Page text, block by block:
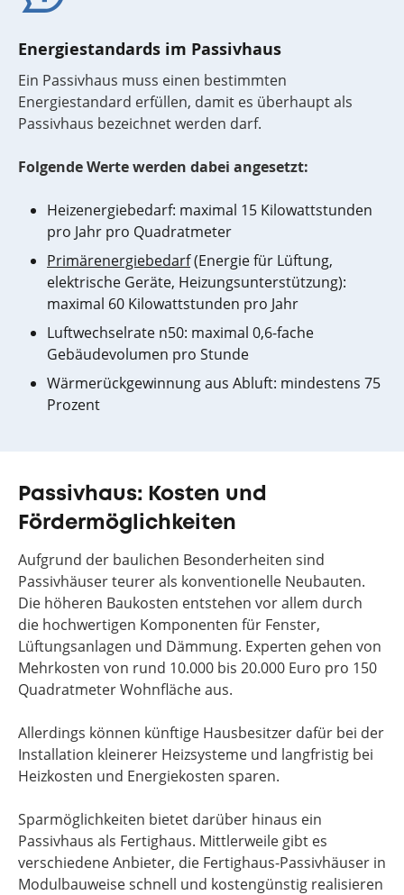
Energiestandards im Passivhaus
Ein Passivhaus muss einen bestimmten
Energiestandard erfüllen, damit es überhaupt als
Passivhaus bezeichnet werden darf.
Folgende Werte werden dabei angesetzt:
Heizenergiebedarf: maximal 15 Kilowattstunden
pro Jahr pro Quadratmeter
Primärenergiebedarf(Energie für Lüftung,
elektrische Geräte, Heizungsunterstützung):
maximal 60 Kilowattstunden pro Jahr
Luftwechselrate n50: maximal 0,6-fache
Gebäudevolumen pro Stunde
Wärmerückgewinnung aus Abluft: mindestens 75
Prozent
Passivhaus: Kosten und
Fördermöglichkeiten
Aufgrund der baulichen Besonderheiten sind
Passivhäuser teurer als konventionelle Neubauten.
Die höheren Baukosten entstehen vor allem durch
die hochwertigen Komponenten für Fenster,
Lüftungsanlagen und Dämmung. Experten gehen von
Mehrkosten von rund 10.000 bis 20.000 Euro pro 150
Quadratmeter Wohnfläche aus.
Allerdings können künftige Hausbesitzer dafür bei der
Installation kleinerer Heizsysteme und langfristig bei
Heizkosten und Energiekosten sparen.
Sparmöglichkeiten bietet darüber hinaus ein
Passivhaus als Fertighaus. Mittlerweile gibt es
verschiedene Anbieter, die Fertighaus-Passivhäuser in
Modulbauweise schnell und kostengünstig realisieren